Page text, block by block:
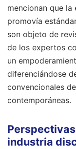
mencionan que
promovía
son objeto de
de los expertos
un
diferenciándose
convencionales
contemporáneas.
industria